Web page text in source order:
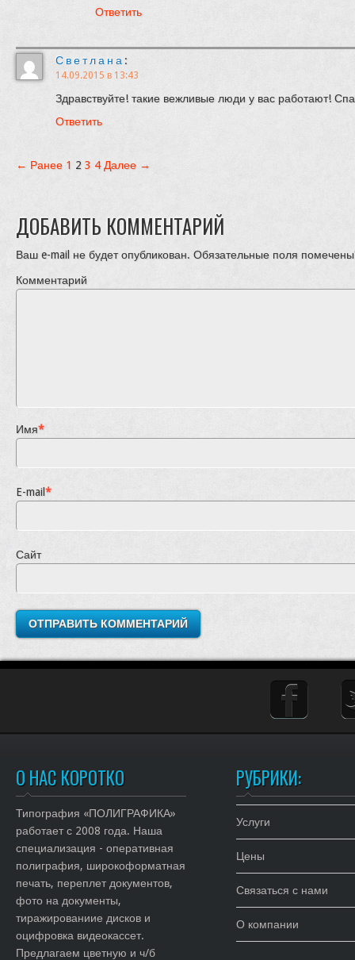
Ответить
Светлана :
14.09.2015 в 13:43
Здравствуйте! такие вежливые люди у вас работают!
Ответить
← Ранее 1 2 3 4 Далее →
ДОБАВИТЬ КОММЕНТАРИЙ
Ваш e-mail не будет опубликован. Обязательные поля помечены
Комментарий
Имя*
E-mail*
Сайт
О НАС КОРОТКО
Типография «ПОЛИГРАФИКА»
работает с 2008 года. Наша
специализация - оперативная
полиграфия, широкоформатная
печать, переплет документов,
фото на документы,
тиражированиие дисков и
оцифровка видеокассет.
Предлагаем цветную и ч/б
РУБРИКИ:
Услуги
Цены
Связаться с нами
О компании